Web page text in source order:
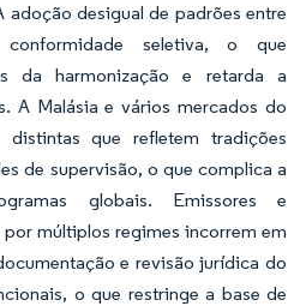
desigual de padrões entre
seletiva, o que
da harmonização e retarda a
A Malásia e vários mercados do
distintas que refletem tradições
de supervisão, o que complica a
globais. Emissores e
múltiplos regimes incorrem em
e revisão jurídica do
o que restringe a base de